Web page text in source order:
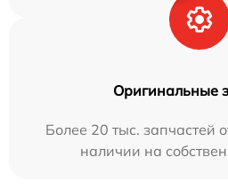
Оригинальные
Более 20 тыс. запчастей
наличии на